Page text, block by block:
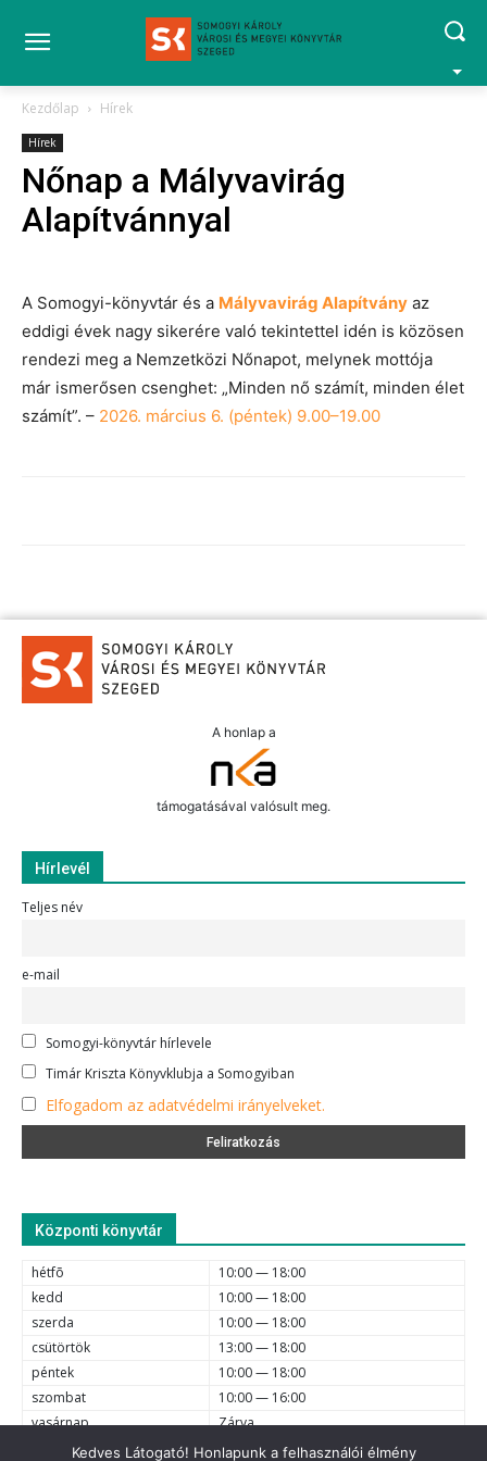
Kezdőlap Hírek
Hírek
Nőnap a Mályvavirág
Alapítvánnyal
A Somogyi-könyvtár és a Mályvavirág Alapítvány az
eddigi évek nagy sikerére való tekintettel idén is közösen
rendezi meg a Nemzetközi Nőnapot, melynek mottója
már ismerősen csenghet: „Minden nő számít, minden élet
számít”. – 2026. március 6. (péntek) 9.00–19.00
A honlap a
támogatásával valósult meg.
Hírlevél
Teljes név
e-mail
Somogyi-könyvtár hírlevele
Timár Kriszta Könyvklubja a Somogyiban
Elfogadom az adatvédelmi irányelveket.
Központi könyvtár
hétfõ
10:00 — 18:00
kedd
10:00 — 18:00
szerda
10:00 — 18:00
csütörtök
13:00 — 18:00
péntek
10:00 — 18:00
szombat
10:00 — 16:00
vasárnap
Zárva
Kedves Látogató! Honlapunk a felhasználói élmény